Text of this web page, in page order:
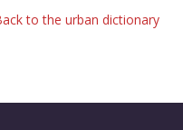
to the urban dictionary